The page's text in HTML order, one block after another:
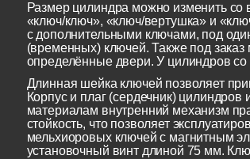
Размер цилиндра можно изменить
«ключ/ключ», «ключ/вертушка» и
с дополнительными ключами, под
(временных) ключей. Также под
определённые двери. У цилиндров
Длинная шейка ключей позволяет
Корпус и плаг (сердечник)
материалам внутренний механизм
стойкость, что позволяет
мельхиоровых ключей с магнитным
установочный винт длиной 75 мм.